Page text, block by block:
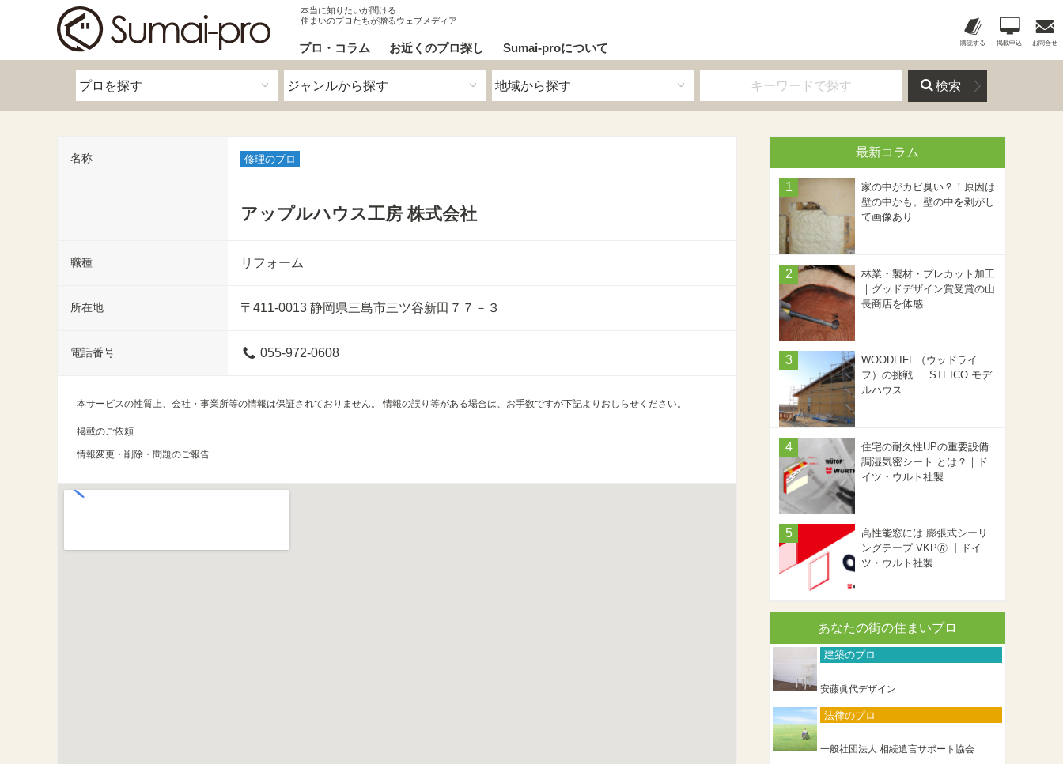
本当に知りたいが聞ける
住まいのプロたちが贈るウェブメディア
プロ・コラム お近くのプロ探し Sumai-proについて 購読する 掲載申込 お問合せ
検索
名称 修理のプロ
アップルハウス工房 株式会社
職種 リフォーム
所在地 〒411-0013 静岡県三島市三ツ谷新田７７－３
電話番号 055-972-0608
本サービスの性質上、会社・事業所等の情報は保証されておりません。 情報の誤り等がある場合は、お手数ですが下記よりおしらせください。
掲載のご依頼
情報変更・削除・問題のご報告
最新コラム
家の中がカビ臭い？！原因は
壁の中かも。壁の中を剥がし
て画像あり
林業・製材・プレカット加工
｜グッドデザイン賞受賞の山
長商店を体感
WOODLIFE（ウッドライ
フ）の挑戦 ｜ STEICO モデ
ルハウス
住宅の耐久性UPの重要設備
調湿気密シート とは？｜ド
イツ・ウルト社製
高性能窓には 膨張式シーリ
ングテープ VKP🄬 ｜ドイ
ツ・ウルト社製
あなたの街の住まいプロ
建築のプロ
安藤眞代デザイン
法律のプロ
一般社団法人 相続遺言サポート協会